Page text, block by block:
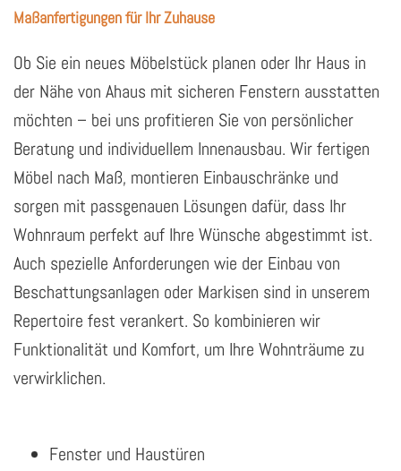
Maßanfertigungen für Ihr Zuhause
Ob Sie ein neues Möbelstück planen oder Ihr Haus in
der Nähe von Ahaus mit sicheren Fenstern ausstatten
möchten – bei uns profitieren Sie von persönlicher
Beratung und individuellem Innenausbau. Wir fertigen
Möbel nach Maß, montieren Einbauschränke und
sorgen mit passgenauen Lösungen dafür, dass Ihr
Wohnraum perfekt auf Ihre Wünsche abgestimmt ist.
Auch spezielle Anforderungen wie der Einbau von
Beschattungsanlagen oder Markisen sind in unserem
Repertoire fest verankert. So kombinieren wir
Funktionalität und Komfort, um Ihre Wohnträume zu
verwirklichen.
Fenster und Haustüren